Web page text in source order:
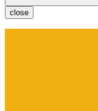
close